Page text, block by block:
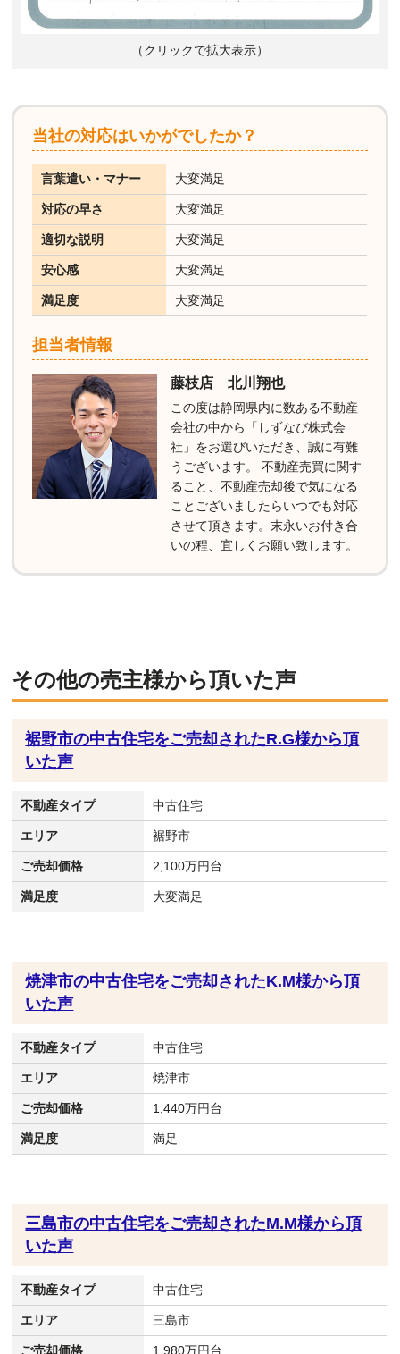
（クリックで拡大表示）
当社の対応はいかがでしたか？
言葉遣い・マナー 大変満足
対応の早さ 大変満足
適切な説明 大変満足
安心感 大変満足
満足度 大変満足
担当者情報
藤枝店 北川翔也
この度は静岡県内に数ある不動産
会社の中から「しずなび株式会
社」をお選びいただき、誠に有難
うございます。 不動産売買に関す
ること、不動産売却後で気になる
ことございましたらいつでも対応
させて頂きます。末永いお付き合
いの程、宜しくお願い致します。
その他の売主様から頂いた声
裾野市の中古住宅をご売却されたR.G様から頂
いた声
不動産タイプ 中古住宅
エリア 裾野市
ご売却価格 2,100万円台
満足度 大変満足
焼津市の中古住宅をご売却されたK.M様から頂
いた声
不動産タイプ 中古住宅
エリア 焼津市
ご売却価格 1,440万円台
満足度 満足
三島市の中古住宅をご売却されたM.M様から頂
いた声
不動産タイプ 中古住宅
エリア 三島市
ご売却価格 1,980万円台